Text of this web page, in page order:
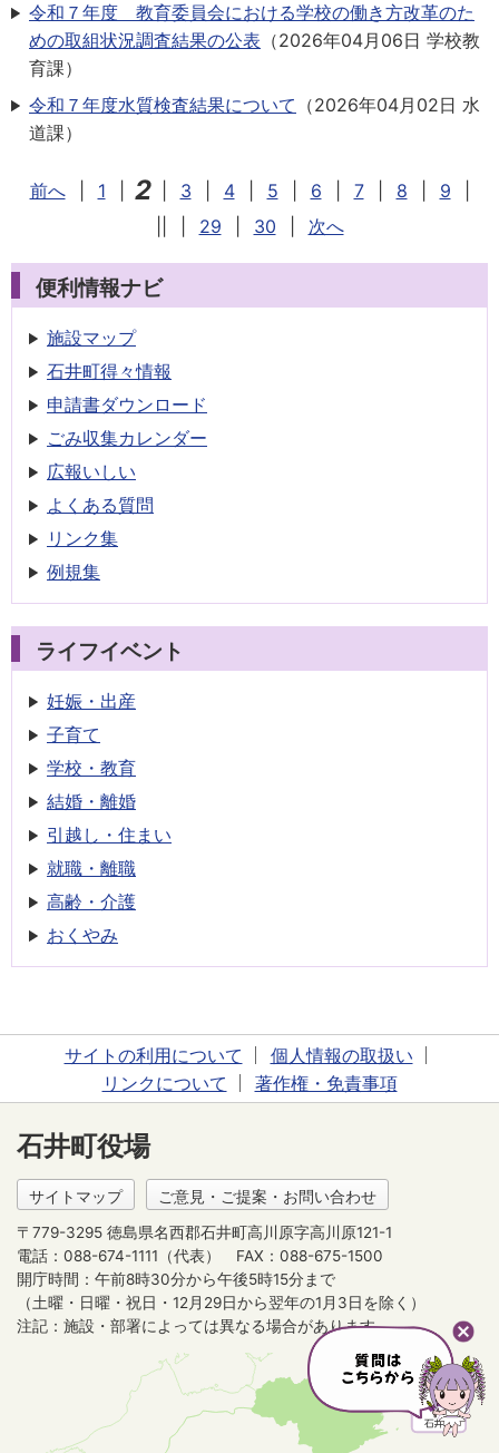
令和７年度 教育委員会における学校の働き方改革のた
めの取組状況調査結果の公表 （2026年04月06日 学校教
育課）
令和７年度水質検査結果について （2026年04月02日 水
道課）
前へ 1 2 3 4 5 6 7 8 9
29 30 次へ
便利情報ナビ
施設マップ
石井町得々情報
申請書ダウンロード
ごみ収集カレンダー
広報いしい
よくある質問
リンク集
例規集
ライフイベント
妊娠・出産
子育て
学校・教育
結婚・離婚
引越し・住まい
就職・離職
高齢・介護
おくやみ
サイトの利用について
個人情報の取扱い
リンクについて
著作権・免責事項
石井町役場
サイトマップ ご意見・ご提案・お問い合わせ
〒779-3295 徳島県名西郡石井町高川原字高川原121-1
電話：088-674-1111（代表）
FAX：088-675-1500
開庁時間：午前8時30分から午後5時15分まで
（土曜・日曜・祝日・12月29日から翌年の1月3日を除く）
注記：施設・部署によっては異なる場合があります。